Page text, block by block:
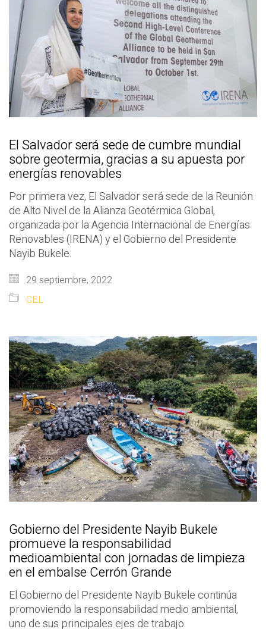
El Salvador será sede de cumbre mundial
sobre geotermia, gracias a su apuesta por
energías renovables
Por primera vez, El Salvador será sede de la Reunión
de Alto Nivel de la Alianza Geotérmica Global,
organizada por la Agencia Internacional de Energías
Renovables (IRENA) y el Gobierno del Presidente
Nayib Bukele.
29 septiembre, 2022
CEL
Gobierno del Presidente Nayib Bukele
promueve la responsabilidad
medioambiental con jornadas de limpieza
en el embalse Cerrón Grande
El Gobierno del Presidente Nayib Bukele continúa
promoviendo la responsabilidad medio ambiental,
uno de sus principales ejes de trabajo.